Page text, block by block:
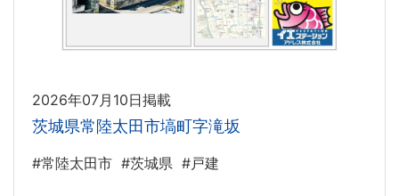
2026年07月10日掲載
茨城県常陸太田市塙町字滝坂
#常陸太田市 #茨城県 #戸建